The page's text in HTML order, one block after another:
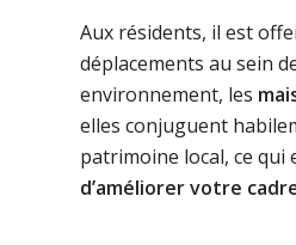
Aux résidents, il est
déplacements au sein
environnement, les
elles conjuguent
patrimoine local, ce qui
d’améliorer votre